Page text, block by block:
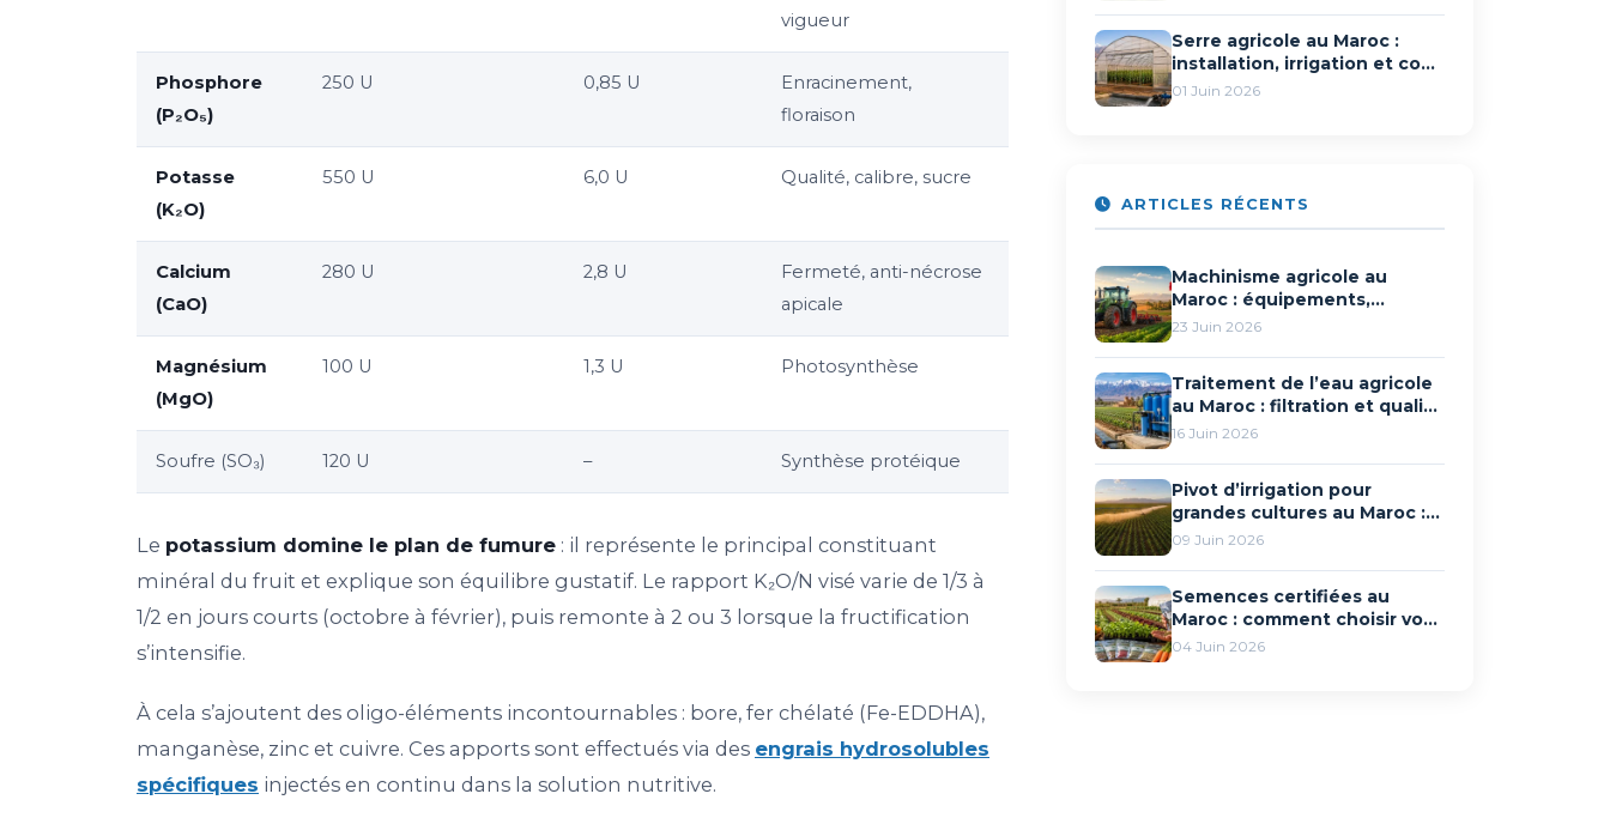
vigueur
Phosphore
(P₂O₅)
250 U 0,85 U
Enracinement,
floraison
Potasse
(K₂O)
550 U 6,0 U Qualité, calibre, sucre
Calcium
(CaO)
280 U 2,8 U
Fermeté, anti-nécrose
apicale
Magnésium
(MgO)
100 U 1,3 U Photosynthèse
Soufre (SO₃) 120 U – Synthèse protéique
Le potassium domine le plan de fumure : il représente le principal constituant
minéral du fruit et explique son équilibre gustatif. Le rapport K₂O/N visé varie de 1/3 à
1/2 en jours courts (octobre à février), puis remonte à 2 ou 3 lorsque la fructification
s’intensifie.
À cela s’ajoutent des oligo-éléments incontournables : bore, fer chélaté (Fe-EDDHA),
manganèse, zinc et cuivre. Ces apports sont effectués via des engrais hydrosolubles
spécifiques injectés en continu dans la solution nutritive.
Serre agricole au Maroc :
installation, irrigation et coût
d’un projet clé en main
01 Juin 2026
ARTICLES RÉCENTS
Machinisme agricole au
Maroc : équipements,
solutions et
23 Juin 2026
Traitement de l’eau agricole
au Maroc : filtration et qualité
de l’eau pour l’irrigation
16 Juin 2026
Pivot d’irrigation pour
grandes cultures au Maroc :
fonctionnement et
09 Juin 2026
Semences certifiées au
Maroc : comment choisir vos
variétés pour le maraîchage
04 Juin 2026